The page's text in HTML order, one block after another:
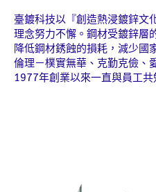
臺鍍科技以『創造熱浸鍍鋅文
理念努力不懈。鋼材受鍍鋅層
降低鋼材銹蝕的損耗，減少國
倫理－樸實無華、克勤克儉、
1977年創業以來一直與員工共